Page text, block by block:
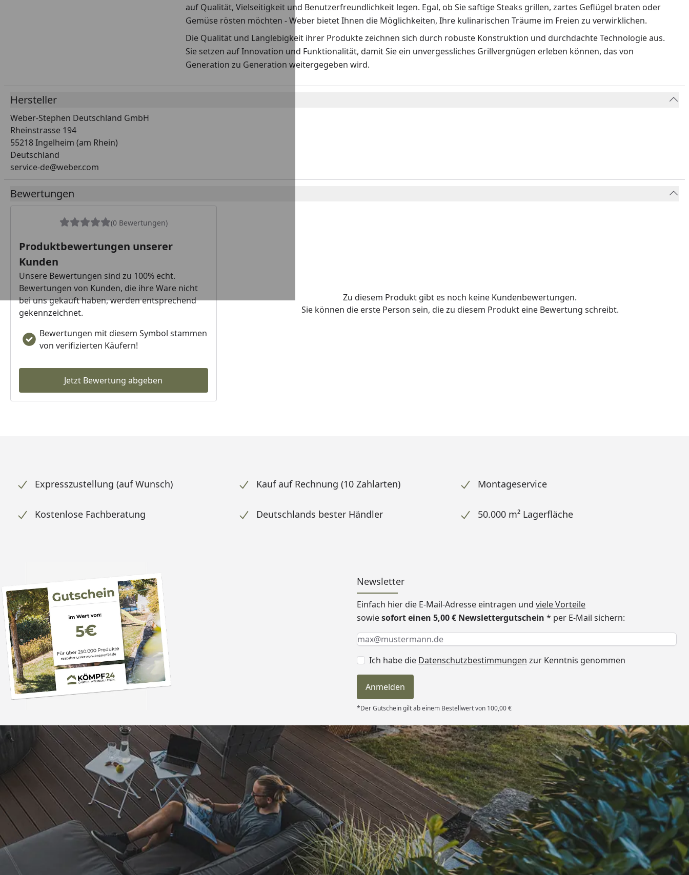
auf Qualität, Vielseitigkeit und Benutzerfreundlichkeit legen. Egal, ob Sie saftige Steaks grillen, zartes Geflügel braten oder
Gemüse rösten möchten - Weber bietet Ihnen die Möglichkeiten, Ihre kulinarischen Träume im Freien zu verwirklichen.
Die Qualität und Langlebigkeit ihrer Produkte zeichnen sich durch robuste Konstruktion und durchdachte Technologie aus.
Sie setzen auf Innovation und Funktionalität, damit Sie ein unvergessliches Grillvergnügen erleben können, das von
Generation zu Generation weitergegeben wird.
Hersteller
Weber-Stephen Deutschland GmbH
Rheinstrasse 194
55218 Ingelheim (am Rhein)
Deutschland
service-de@weber.com
Bewertungen
(0 Bewertungen)
Produktbewertungen unserer
Kunden
Unsere Bewertungen sind zu 100% echt.
Bewertungen von Kunden, die ihre Ware nicht
bei uns gekauft haben, werden entsprechend
gekennzeichnet.
Bewertungen mit diesem Symbol stammen
von verifizierten Käufern!
Jetzt Bewertung abgeben
Zu diesem Produkt gibt es noch keine Kundenbewertungen.
Sie können die erste Person sein, die zu diesem Produkt eine Bewertung schreibt.
Expresszustellung (auf Wunsch) Kauf auf Rechnung (10 Zahlarten) Montageservice
Kostenlose Fachberatung Deutschlands bester Händler 50.000 m² Lagerfläche
Newsletter
Einfach hier die E-Mail-Adresse eintragen und viele Vorteile
sowiesofort einen 5,00 € Newslettergutschein * per E-Mail sichern:
Keine Eingabe erforderlich
Eingabe erforderlich
E-Mail *
Ich habe die Datenschutzbestimmungen zur Kenntnis genommen
Anmelden
*Der Gutschein gilt ab einem Bestellwert von 100,00 €
Trusted Shops
4,81/ 5
25.982 Bewertungen
„Schnelle Lieferung und sehr gute
Qualität “
08.08.2026
Versand
Auszeichnungen Akzeptierte Zahlungsarten